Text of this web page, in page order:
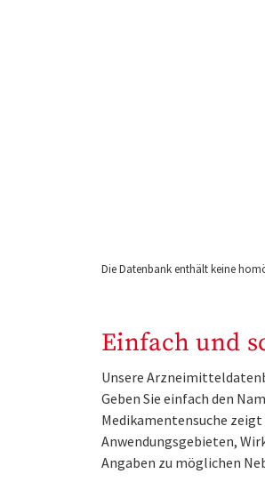
Die Datenbank enthält keine
Einfach und
Unsere
Geben Sie einfach den
Medikamentensuche
Anwendungsgebieten,
Angaben zu möglichen